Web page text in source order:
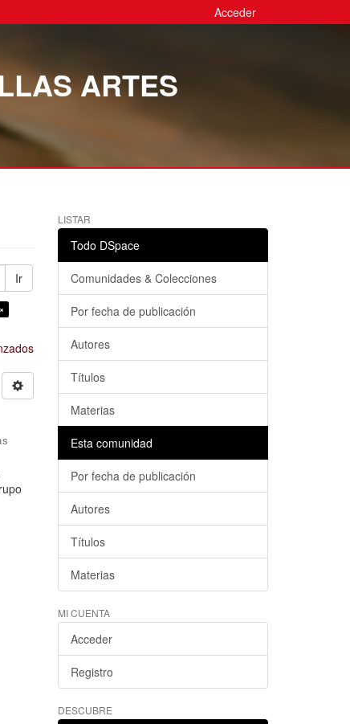
Acceder
ARTES
Ir
LISTAR
Todo DSpace
Comunidades & Colecciones
Por fecha de publicación
Autores
Títulos
Materias
Esta comunidad
Por fecha de publicación
Autores
Títulos
Materias
MI CUENTA
Acceder
Registro
DESCUBRE